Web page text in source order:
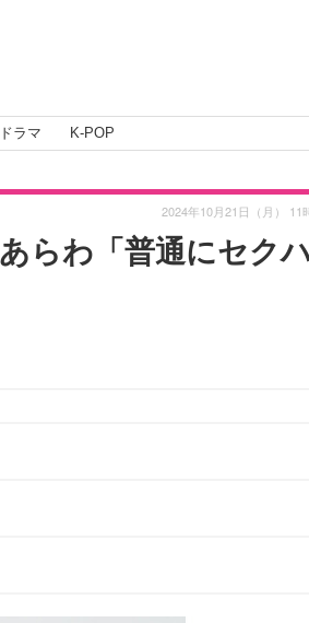
ラマ K-POP
らわ「普通にセク
2024年10月21日（月） 11